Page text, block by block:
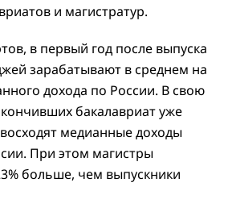
и магистратур.
в первый год после выпуска
зарабатывают в среднем на
дохода по России. В свою
бакалавриат уже
медианные доходы
При этом магистры
больше, чем выпускники